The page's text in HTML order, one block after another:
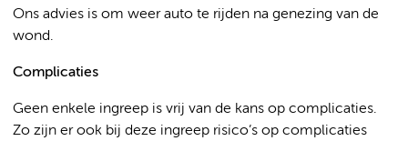
Ons advies is om weer auto te rijden na genezing van de
wond.
Complicaties
Geen enkele ingreep is vrij van de kans op complicaties.
Zo zijn er ook bij deze ingreep risico’s op complicaties